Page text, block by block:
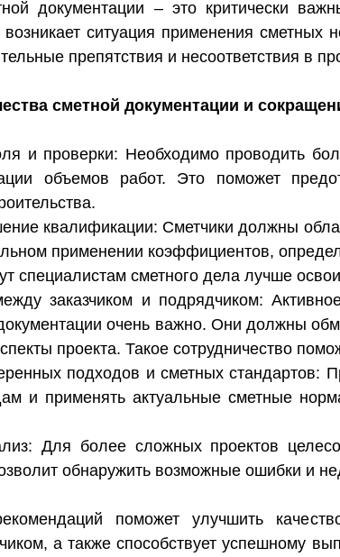
документации – это критически
ситуация применения
препятствия и несоответствия в
сметной документации и
и проверки: Необходимо проводить
объемов работ. Это поможет
квалификации: Сметчики должны
применении коэффициентов,
специалистам сметного дела лучше
заказчиком и подрядчиком:
очень важно. Они должны
проекта. Такое сотрудничество
подходов и сметных стандартов:
и применять актуальные сметные
Для более сложных проектов
обнаружить возможные ошибки и
поможет улучшить
а также способствует успешному